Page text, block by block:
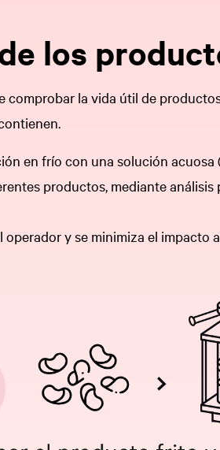
los
comprobar la vida útil de
en frío con una solución
productos, mediante
operador y se minimiza el impacto